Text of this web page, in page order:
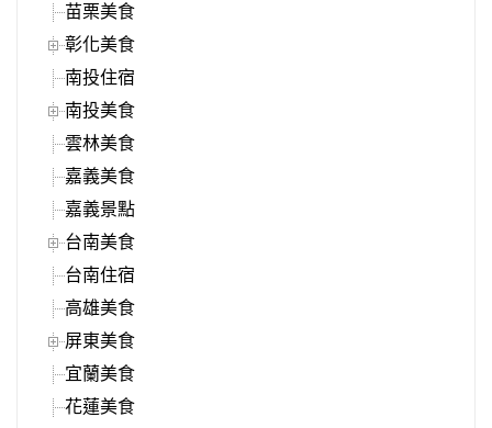
苗栗美食
彰化美食
南投住宿
南投美食
雲林美食
嘉義美食
嘉義景點
台南美食
台南住宿
高雄美食
屏東美食
宜蘭美食
花蓮美食